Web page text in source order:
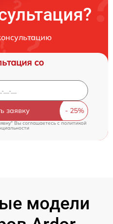
со
заявку
Вы соглашаетесь cполитикой
модели